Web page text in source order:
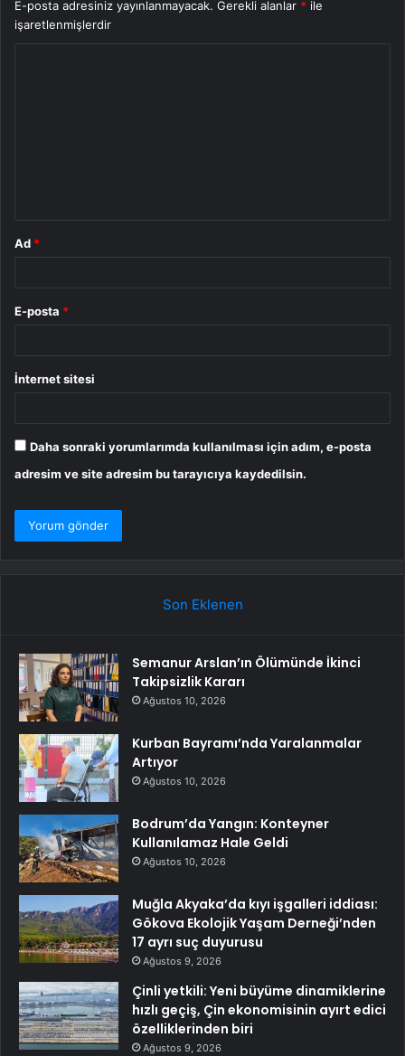
E-posta adresiniz yayınlanmayacak. Gerekli alanlar * ile
işaretlenmişlerdir
Ad *
E-posta *
İnternet sitesi
Daha sonraki yorumlarımda kullanılması için adım, e-posta
adresim ve site adresim bu tarayıcıya kaydedilsin.
Son Eklenen
Semanur Arslan’ın Ölümünde İkinci
Takipsizlik Kararı
Ağustos 10, 2026
Kurban Bayramı’nda Yaralanmalar
Artıyor
Ağustos 10, 2026
Bodrum’da Yangın: Konteyner
Kullanılamaz Hale Geldi
Ağustos 10, 2026
Muğla Akyaka’da kıyı işgalleri iddiası:
Gökova Ekolojik Yaşam Derneği’nden
17 ayrı suç duyurusu
Ağustos 9, 2026
Çinli yetkili: Yeni büyüme dinamiklerine
hızlı geçiş, Çin ekonomisinin ayırt edici
özelliklerinden biri
Ağustos 9, 2026